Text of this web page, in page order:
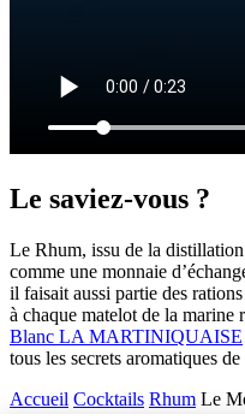
Le saviez-vous ?
Le Rhum, issu de la
comme une monnaie
il faisait aussi partie des
à chaque matelot de la
Blanc LA MARTINIQUAISE
tous les secrets aromatiques
Accueil Cocktails Rhum Le